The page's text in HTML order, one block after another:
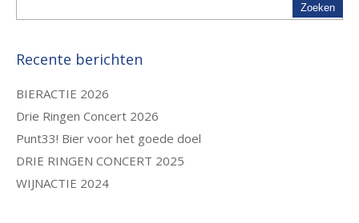
Recente berichten
BIERACTIE 2026
Drie Ringen Concert 2026
Punt33! Bier voor het goede doel
DRIE RINGEN CONCERT 2025
WIJNACTIE 2024